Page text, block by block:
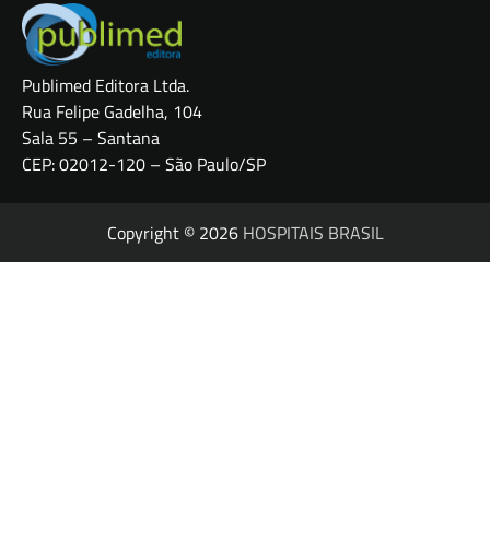
Publimed Editora Ltda.
Rua Felipe Gadelha, 104
Sala 55 – Santana
CEP: 02012-120 – São Paulo/SP
Copyright © 2026 HOSPITAIS BRASIL